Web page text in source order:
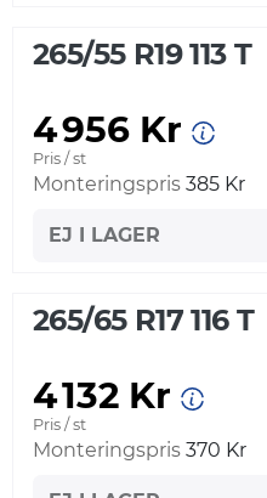
265/55 R19 113 T
4 956 Kr
Pris / st
Monteringspris 385 Kr
EJ I LAGER
265/65 R17 116 T
4 132 Kr
Pris / st
Monteringspris 370 Kr